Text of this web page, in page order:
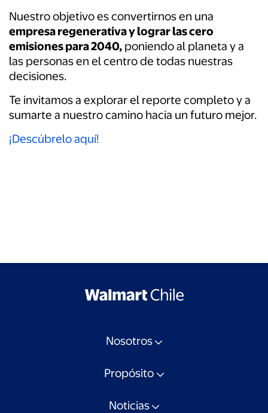
Nuestro objetivo es convertirnos en una
empresa regenerativa y lograr las cero
emisiones para 2040, poniendo al planeta y a
las personas en el centro de todas nuestras
decisiones.
Te invitamos a explorar el reporte completo y a
sumarte a nuestro camino hacia un futuro mejor.
¡Descúbrelo aquí!
Nosotros
Propósito
Noticias